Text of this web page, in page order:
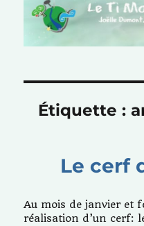
Étiquette :
Le cerf
Au mois de janvier et
réalisation d’un cerf: